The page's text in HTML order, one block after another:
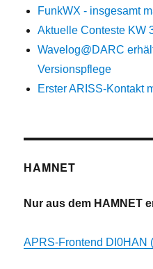
FunkWX - insgesamt
Aktuelle Conteste KW
Wavelog@DARC
Versionspflege
Erster ARISS-Kontakt
HAMNET
Nur aus dem HAMNET
APRS-Frontend DI0HAN